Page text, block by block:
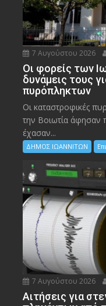
7 Αυγούστου 2026
Οι φορείς των
δυνάμεις τους
πυρόπληκτων
Οι καταστροφικές
την Bοιωτία
έχασαν...
ΔΗΜΟΣ ΙΩΑΝΝΙΤΩΝ
7 Αυγούστου 2026
Αιτήσεις για